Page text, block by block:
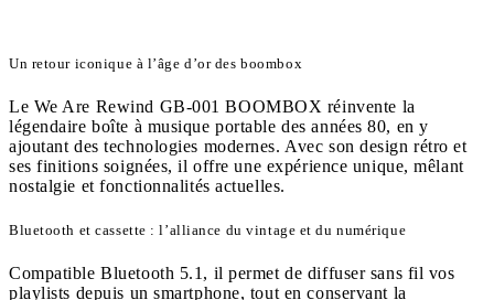
Un retour iconique à l’âge d’or des boombox
Le We Are Rewind GB‑001 BOOMBOX réinvente la
légendaire boîte à musique portable des années 80, en y
ajoutant des technologies modernes. Avec son design rétro et
ses finitions soignées, il offre une expérience unique, mêlant
nostalgie et fonctionnalités actuelles.
Bluetooth et cassette : l’alliance du vintage et du numérique
Compatible Bluetooth 5.1, il permet de diffuser sans fil vos
playlists depuis un smartphone, tout en conservant la